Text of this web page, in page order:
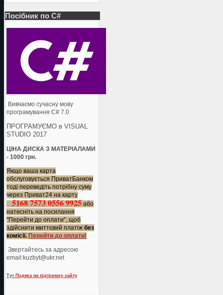
Посібник по C#
Вивчаємо сучасну мову
програмування C# 7.0
ПРОГРАМУЄМО в VISUAL
STUDIO 2017
ЦІНА ДИСКА З МАТЕРІАЛАМИ
- 1000 грн.
Якщо ваша карта
обслуговується ПриватБанком
тоді переведіть потрібну суму
через Приват24 на карту
5168 7573 0556 9925 або
натисніть на посилання
"Перейти до оплати", щоб
здійснити миттєвий платіж без
комісії. Перейти до оплати!
Звертайтесь за адресою
еmail:kuzbyt@ukr.net
Тут Подяка на підтримку сайту